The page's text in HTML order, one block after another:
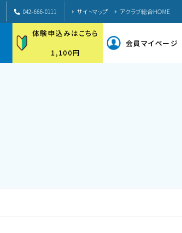
042-666-0111 サイトマップ アクラブ総合HOME
体験申込みはこちら
1,100円
会員マイページ